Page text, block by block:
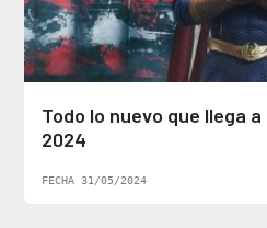
Todo lo nuevo que llega
2024
FECHA 31/05/2024